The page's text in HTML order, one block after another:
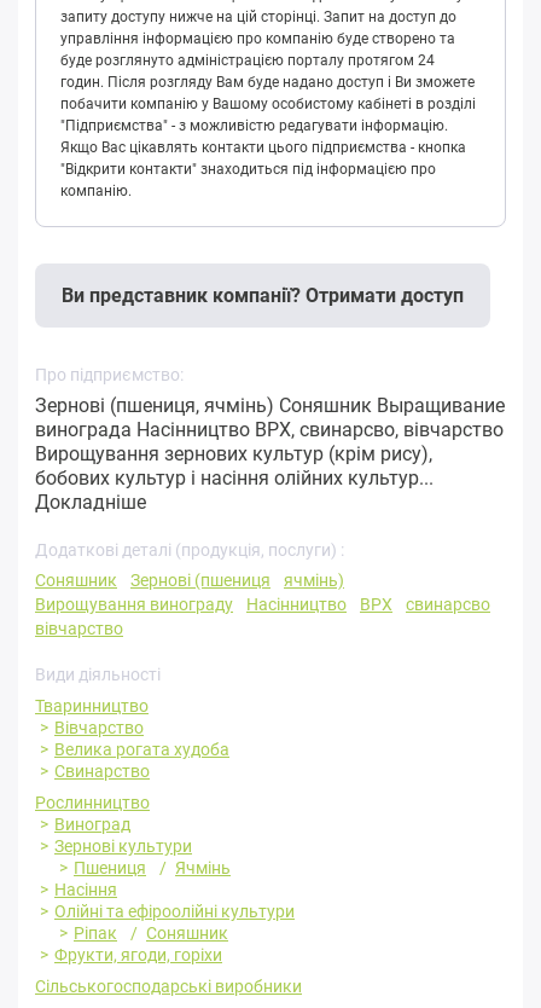
запиту доступу нижче на цій сторінці. Запит на доступ до
управління інформацією про компанію буде створено та
буде розглянуто адміністрацією порталу протягом 24
годин. Після розгляду Вам буде надано доступ і Ви зможете
побачити компанію у Вашому особистому кабінеті в розділі
"Підприємства" - з можливістю редагувати інформацію.
Якщо Вас цікавлять контакти цього підприємства - кнопка
"Відкрити контакти" знаходиться під інформацією про
компанію.
Ви представник компанії? Отримати доступ
Про підприємство:
Зернові (пшениця, ячмінь) Соняшник Выращивание
винограда Насінництво ВРХ, свинарсво, вівчарство
Вирощування зернових культур (крім рису),
бобових культур і насіння олійних культур...
Докладніше
Додаткові деталі (продукція, послуги) :
Соняшник
Зернові (пшениця
ячмінь)
Вирощування винограду
Насінництво ВРХ
свинарсво
вівчарство
Види діяльності
Тваринництво
Вівчарство
Велика рогата худоба
Свинарство
Рослинництво
Виноград
Зернові культури
Пшениця
Ячмінь
Насіння
Олійні та ефіроолійні культури
Ріпак
Соняшник
Фрукти, ягоди, горіхи
Сільськогосподарські виробники